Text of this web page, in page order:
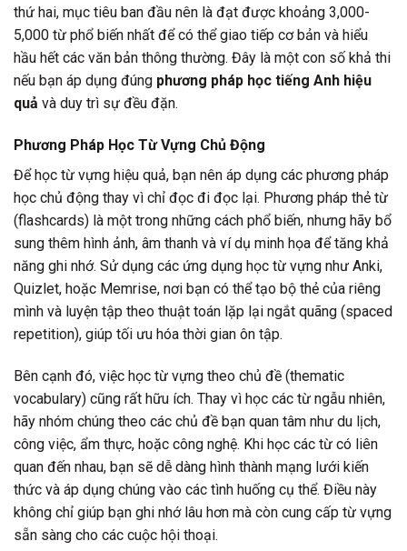
thứ hai, mục tiêu ban đầu nên là đạt được khoảng 3,000-
5,000 từ phổ biến nhất để có thể giao tiếp cơ bản và hiểu
hầu hết các văn bản thông thường. Đây là một con số khả thi
nếu bạn áp dụng đúng phương pháp học tiếng Anh hiệu
quả và duy trì sự đều đặn.
Phương Pháp Học Từ Vựng Chủ Động
Để học từ vựng hiệu quả, bạn nên áp dụng các phương pháp
học chủ động thay vì chỉ đọc đi đọc lại. Phương pháp thẻ từ
(flashcards) là một trong những cách phổ biến, nhưng hãy bổ
sung thêm hình ảnh, âm thanh và ví dụ minh họa để tăng khả
năng ghi nhớ. Sử dụng các ứng dụng học từ vựng như Anki,
Quizlet, hoặc Memrise, nơi bạn có thể tạo bộ thẻ của riêng
mình và luyện tập theo thuật toán lặp lại ngắt quãng (spaced
repetition), giúp tối ưu hóa thời gian ôn tập.
Bên cạnh đó, việc học từ vựng theo chủ đề (thematic
vocabulary) cũng rất hữu ích. Thay vì học các từ ngẫu nhiên,
hãy nhóm chúng theo các chủ đề bạn quan tâm như du lịch,
công việc, ẩm thực, hoặc công nghệ. Khi học các từ có liên
quan đến nhau, bạn sẽ dễ dàng hình thành mạng lưới kiến
thức và áp dụng chúng vào các tình huống cụ thể. Điều này
không chỉ giúp bạn ghi nhớ lâu hơn mà còn cung cấp từ vựng
sẵn sàng cho các cuộc hội thoại.